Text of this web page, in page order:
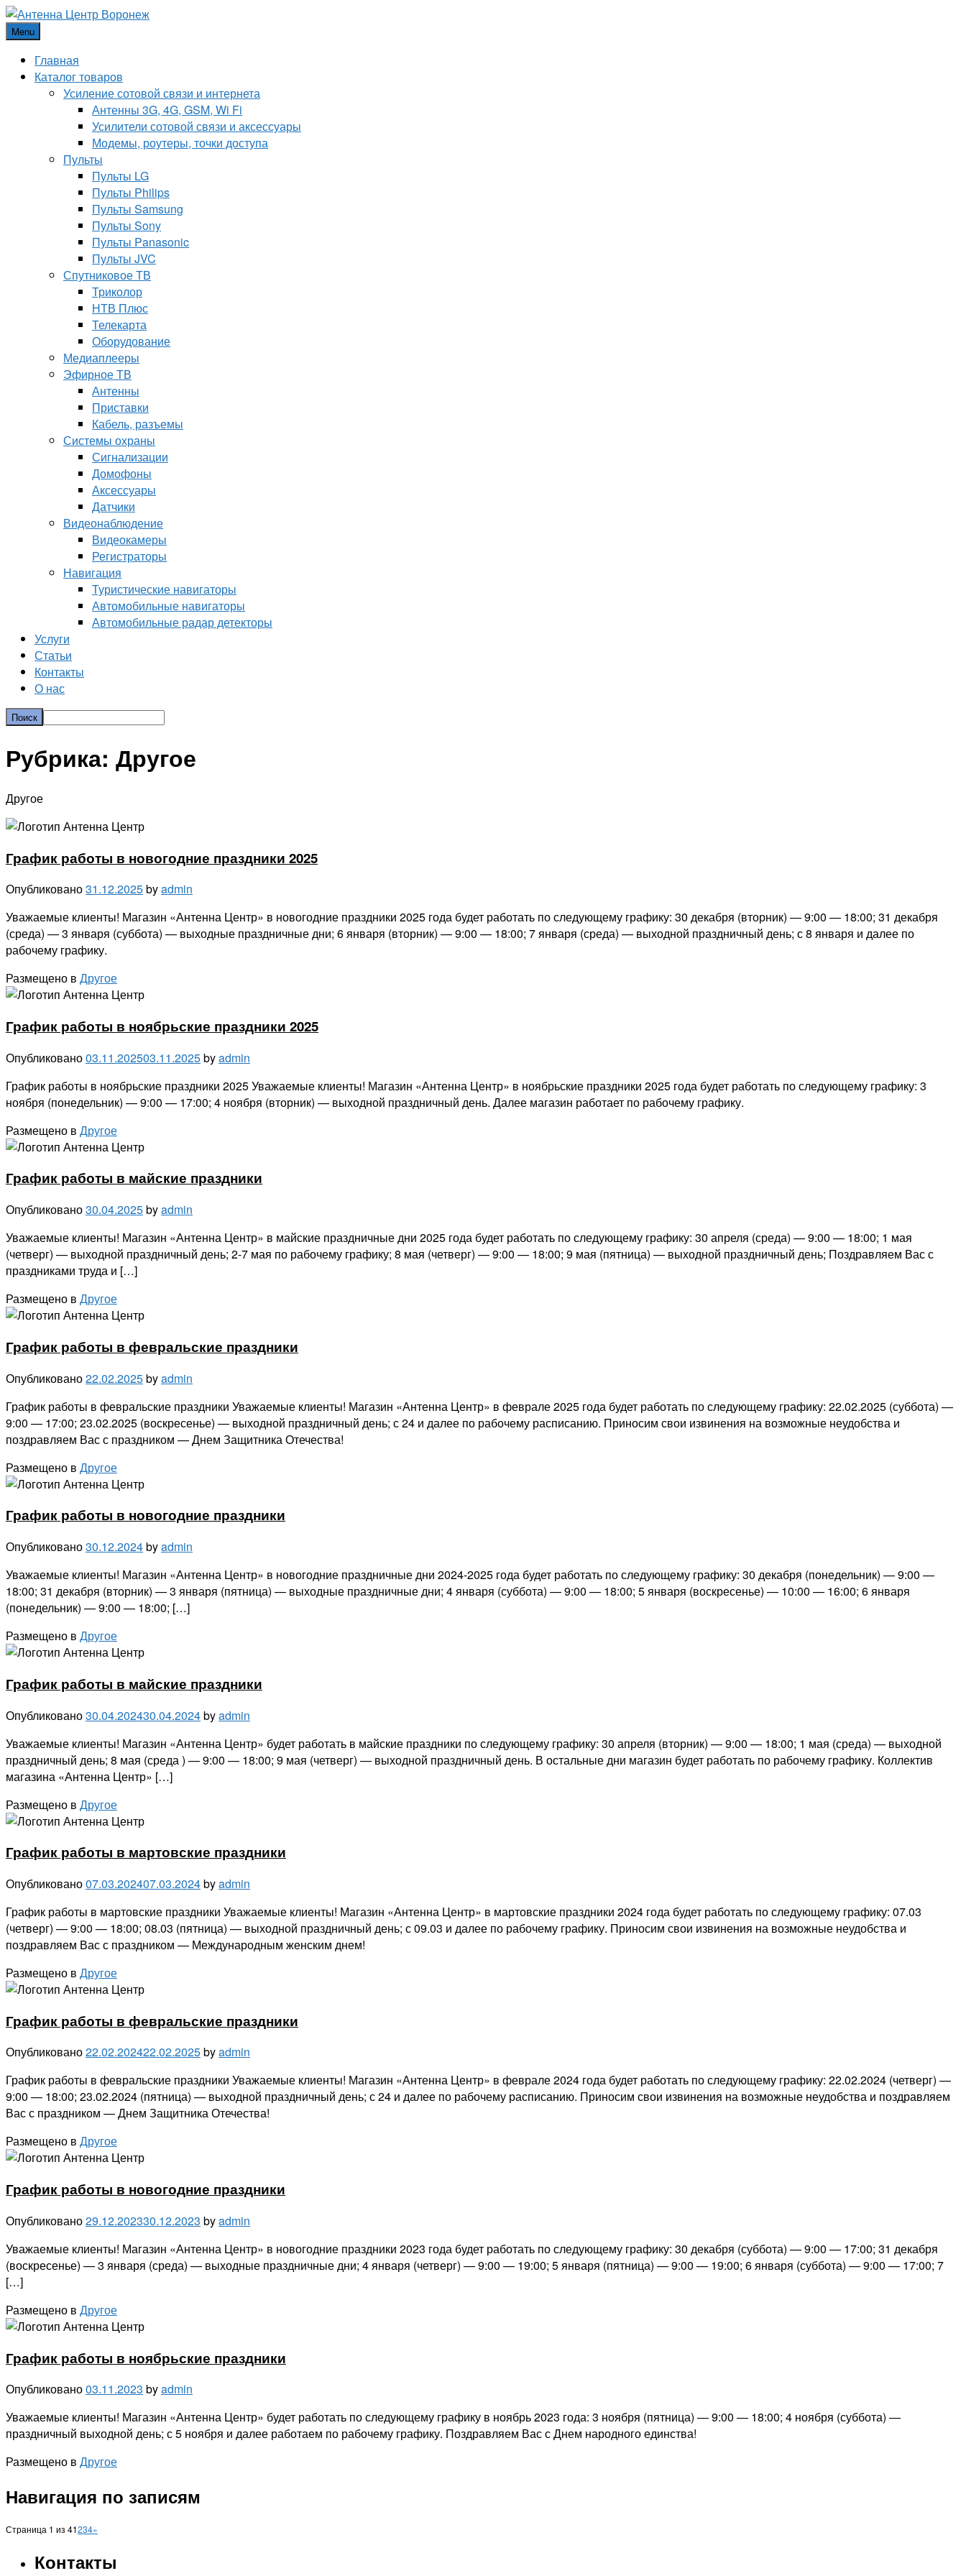
Menu
Главная
Каталог товаров
Усиление сотовой связи и интернета
Антенны 3G, 4G, GSM, Wi Fi
Усилители сотовой связи и аксессуары
Модемы, роутеры, точки доступа
Пульты
Пульты LG
Пульты Philips
Пульты Samsung
Пульты Sony
Пульты Panasonic
Пульты JVC
Спутниковое ТВ
Триколор
НТВ Плюс
Телекарта
Оборудование
Медиаплееры
Эфирное ТВ
Антенны
Приставки
Кабель, разъемы
Системы охраны
Сигнализации
Домофоны
Аксессуары
Датчики
Видеонаблюдение
Видеокамеры
Регистраторы
Навигация
Туристические навигаторы
Автомобильные навигаторы
Автомобильные радар детекторы
Услуги
Статьи
Контакты
О нас
Рубрика: Другое
Другое
График работы в новогодние праздники 2025
Опубликовано31.12.2025byadmin
Уважаемые клиенты! Магазин «Антенна Центр» в новогодние праздники 2025 года будет работать по следующему графику: 30 декабря (вторник) — 9:00 — 18:00; 31 декабря
(среда) — 3 января (суббота) — выходные праздничные дни; 6 января (вторник) — 9:00 — 18:00; 7 января (среда) — выходной праздничный день; с 8 января и далее по
рабочему графику.
Размещено в Другое
График работы в ноябрьские праздники 2025
Опубликовано03.11.202503.11.2025byadmin
График работы в ноябрьские праздники 2025 Уважаемые клиенты! Магазин «Антенна Центр» в ноябрьские праздники 2025 года будет работать по следующему графику: 3
ноября (понедельник) — 9:00 — 17:00; 4 ноября (вторник) — выходной праздничный день. Далее магазин работает по рабочему графику.
Размещено в Другое
График работы в майские праздники
Опубликовано30.04.2025byadmin
Уважаемые клиенты! Магазин «Антенна Центр» в майские праздничные дни 2025 года будет работать по следующему графику: 30 апреля (среда) — 9:00 — 18:00; 1 мая
(четверг) — выходной праздничный день; 2-7 мая по рабочему графику; 8 мая (четверг) — 9:00 — 18:00; 9 мая (пятница) — выходной праздничный день; Поздравляем Вас с
праздниками труда и […]
Размещено в Другое
График работы в февральские праздники
Опубликовано22.02.2025byadmin
График работы в февральские праздники Уважаемые клиенты! Магазин «Антенна Центр» в феврале 2025 года будет работать по следующему графику: 22.02.2025 (суббота) —
9:00 — 17:00; 23.02.2025 (воскресенье) — выходной праздничный день; с 24 и далее по рабочему расписанию. Приносим свои извинения на возможные неудобства и
поздравляем Вас с праздником — Днем Защитника Отечества!
Размещено в Другое
График работы в новогодние праздники
Опубликовано30.12.2024byadmin
Уважаемые клиенты! Магазин «Антенна Центр» в новогодние праздничные дни 2024-2025 года будет работать по следующему графику: 30 декабря (понедельник) — 9:00 —
18:00; 31 декабря (вторник) — 3 января (пятница) — выходные праздничные дни; 4 января (суббота) — 9:00 — 18:00; 5 января (воскресенье) — 10:00 — 16:00; 6 января
(понедельник) — 9:00 — 18:00; […]
Размещено в Другое
График работы в майские праздники
Опубликовано30.04.202430.04.2024byadmin
Уважаемые клиенты! Магазин «Антенна Центр» будет работать в майские праздники по следующему графику: 30 апреля (вторник) — 9:00 — 18:00; 1 мая (среда) — выходной
праздничный день; 8 мая (среда ) — 9:00 — 18:00; 9 мая (четверг) — выходной праздничный день. В остальные дни магазин будет работать по рабочему графику. Коллектив
магазина «Антенна Центр» […]
Размещено в Другое
График работы в мартовские праздники
Опубликовано07.03.202407.03.2024byadmin
График работы в мартовские праздники Уважаемые клиенты! Магазин «Антенна Центр» в мартовские праздники 2024 года будет работать по следующему графику: 07.03
(четверг) — 9:00 — 18:00; 08.03 (пятница) — выходной праздничный день; с 09.03 и далее по рабочему графику. Приносим свои извинения на возможные неудобства и
поздравляем Вас с праздником — Международным женским днем!
Размещено в Другое
График работы в февральские праздники
Опубликовано22.02.202422.02.2025byadmin
График работы в февральские праздники Уважаемые клиенты! Магазин «Антенна Центр» в феврале 2024 года будет работать по следующему графику: 22.02.2024 (четверг) —
9:00 — 18:00; 23.02.2024 (пятница) — выходной праздничный день; с 24 и далее по рабочему расписанию. Приносим свои извинения на возможные неудобства и поздравляем
Вас с праздником — Днем Защитника Отечества!
Размещено в Другое
График работы в новогодние праздники
Опубликовано29.12.202330.12.2023 byadmin
Уважаемые клиенты! Магазин «Антенна Центр» в новогодние праздники 2023 года будет работать по следующему графику: 30 декабря (суббота) — 9:00 — 17:00; 31 декабря
(воскресенье) — 3 января (среда) — выходные праздничные дни; 4 января (четверг) — 9:00 — 19:00; 5 января (пятница) — 9:00 — 19:00; 6 января (суббота) — 9:00 — 17:00; 7
[…]
Размещено в Другое
График работы в ноябрьские праздники
Опубликовано03.11.2023 byadmin
Уважаемые клиенты! Магазин «Антенна Центр» будет работать по следующему графику в ноябрь 2023 года: 3 ноября (пятница) — 9:00 — 18:00; 4 ноября (суббота) —
праздничный выходной день; с 5 ноября и далее работаем по рабочему графику. Поздравляем Вас с Днем народного единства!
Размещено в Другое
Навигация по записям
Страница 1 из 41234»
Контакты